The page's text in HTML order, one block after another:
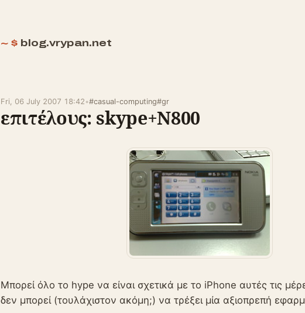
blog.vrypan.net
Fri, 06 July 2007 18:42 •#casual-computing#gr
επιτέλους: skype+N800
Μπορεί όλο το hype να είναι σχετικά με το iPhone αυτές τις
δεν μπορεί (τουλάχιστον ακόμη;) να τρέξει μία αξιοπρεπή